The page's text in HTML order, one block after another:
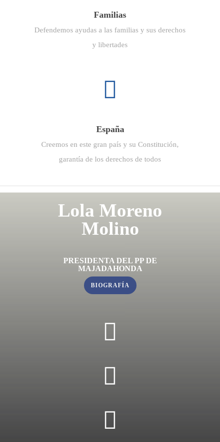
Familias
Defendemos ayudas a las familias y sus derechos
y libertades
España
Creemos en este gran país y su Constitución,
garantía de los derechos de todos
Lola Moreno
Molino
PRESIDENTA DEL PP DE
MAJADAHONDA
BIOGRAFÍA